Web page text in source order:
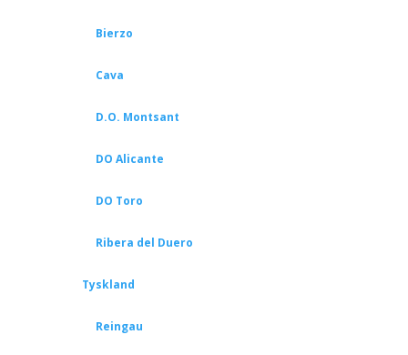
Bierzo
Cava
D.O. Montsant
DO Alicante
DO Toro
Ribera del Duero
Tyskland
Reingau